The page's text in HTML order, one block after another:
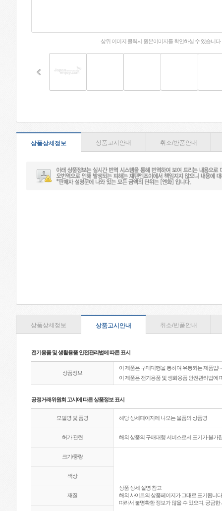
상위 이미지 클릭시 원본이미지를 확인하실 수 있습니다
상품상세정보 상품고시안내 취소/반품안내
상품상세정보 상품고시안내 취소/반품안내
전기용품 및 생활용품 안전관리법에 따른 표시
상품정보
이 제품은 구매대행을 통하여 유통되는 제품입
이 제품은 전기용품 및 생화용품 안전관리법에
공정거래위원회 고시에 따른 상품정보 표시
모델명 및 품명 해당 상세페이지에 나오는 물품의 상품명
허가 관련 해외 상품의 구매대행 서비스로서 표기가 불가
크기/중량
상품 상세 설명 참고
해외 사이트의 상품페이지가 그대로 표기됩니
따라서 불명확한 정보가 많을 수 있으며, 궁금
색상
재질